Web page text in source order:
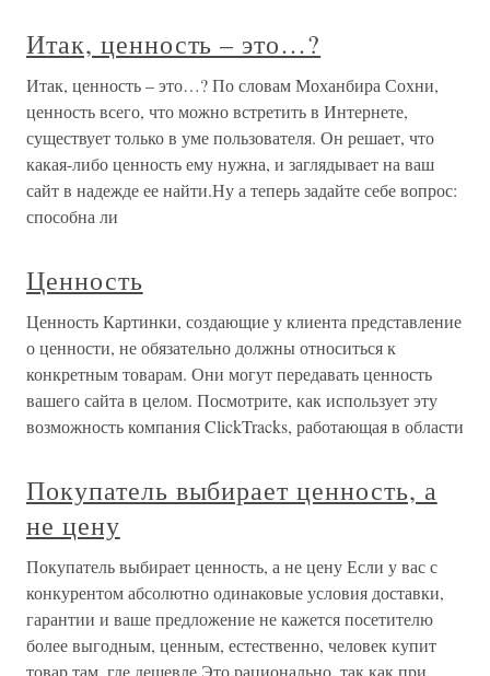
Итак, ценность – это…?
Итак, ценность – это…? По словам Моханбира Сохни,
ценность всего, что можно встретить в Интернете,
существует только в уме пользователя. Он решает, что
какая-либо ценность ему нужна, и заглядывает на ваш
сайт в надежде ее найти.Ну а теперь задайте себе вопрос:
способна ли
Ценность
Ценность Картинки, создающие у клиента представление
о ценности, не обязательно должны относиться к
конкретным товарам. Они могут передавать ценность
вашего сайта в целом. Посмотрите, как использует эту
возможность компания ClickTracks, работающая в области
Покупатель выбирает ценность, а
не цену
Покупатель выбирает ценность, а не цену Если у вас с
конкурентом абсолютно одинаковые условия доставки,
гарантии и ваше предложение не кажется посетителю
более выгодным, ценным, естественно, человек купит